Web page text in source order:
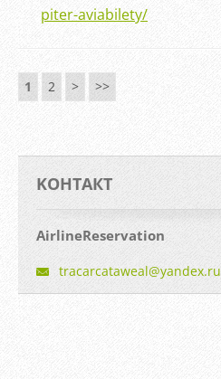
piter-aviabilety/
1 2 > >>
KOНТАКТ
AirlineReservation
tracarcataweal@yandex.ru